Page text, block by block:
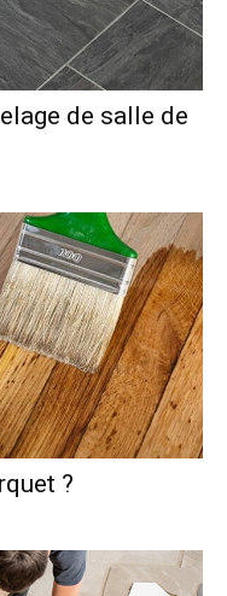
de salle de
?